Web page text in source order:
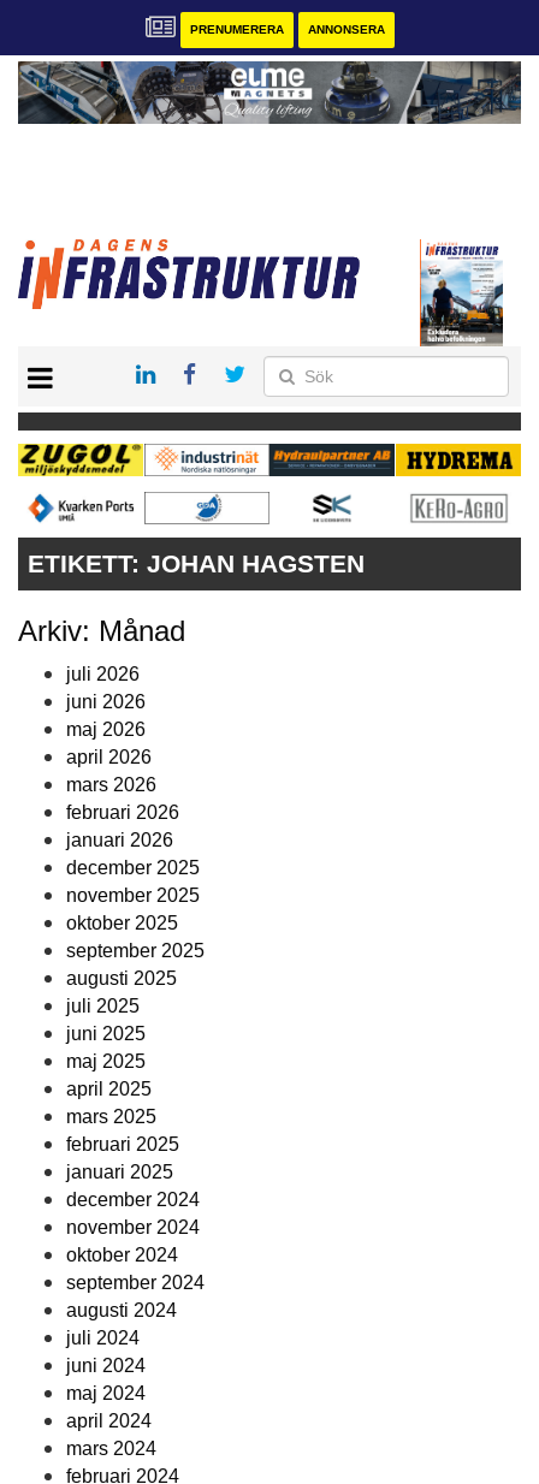
PRENUMERERA ANNONSERA
KONTAKT
VÅRA ANDRA MAGASIN
PRENUMERERA
ANNONSERA
ETIKETT: JOHAN HAGSTEN
Arkiv: Månad
juli 2026
juni 2026
maj 2026
april 2026
mars 2026
februari 2026
januari 2026
december 2025
november 2025
oktober 2025
september 2025
augusti 2025
juli 2025
juni 2025
maj 2025
april 2025
mars 2025
februari 2025
januari 2025
december 2024
november 2024
oktober 2024
september 2024
augusti 2024
juli 2024
juni 2024
maj 2024
april 2024
mars 2024
februari 2024